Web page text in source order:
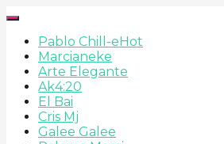
Pablo Chill-eHot
Marcianeke
Arte Elegante
Ak4:20
El Bai
Cris Mj
Galee Galee